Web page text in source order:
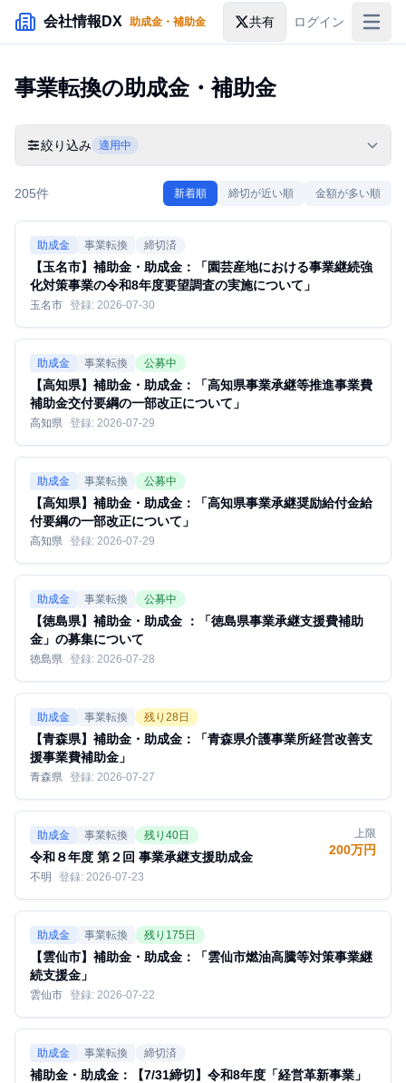
メインコンテンツにスキップ
会社情報DX 助成金・補助金 共有 ログイン
落札情報
企業検索
事業転換の助成金・補助金
絞り込み 適用中
205件 新着順 締切が近い順 金額が多い順
助成金 事業転換 締切済
【玉名市】補助金・助成金：「園芸産地における事業継続強
化対策事業の令和8年度要望調査の実施について」
玉名市 登録: 2026-07-30
助成金 事業転換 公募中
【高知県】補助金・助成金：「高知県事業承継等推進事業費
補助金交付要綱の一部改正について」
高知県 登録: 2026-07-29
助成金 事業転換 公募中
【高知県】補助金・助成金：「高知県事業承継奨励給付金給
付要綱の一部改正について」
高知県 登録: 2026-07-29
助成金 事業転換 公募中
【徳島県】補助金・助成金 ：「徳島県事業承継支援費補助
金」の募集について
徳島県 登録: 2026-07-28
助成金 事業転換 残り 28 日
【青森県】補助金・助成金：「青森県介護事業所経営改善支
援事業費補助金」
青森県 登録: 2026-07-27
助成金 事業転換 残り 40日
令和８年度 第２回 事業承継支援助成金
不明 登録: 2026-07-23
上限
200万円
助成金 事業転換 残り 175 日
【雲仙市】補助金・助成金：「雲仙市燃油高騰等対策事業継
続支援金」
雲仙市 登録: 2026-07-22
助成金 事業転換 締切済
補助金・助成金：【7/31締切】令和8年度「経営革新事業」